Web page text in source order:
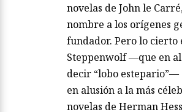
novelas de John le
nombre a los orígenes
fundador. Pero lo cierto
Steppenwolf —que en
decir “lobo estepario”—
en alusión a la más
novelas de Herman